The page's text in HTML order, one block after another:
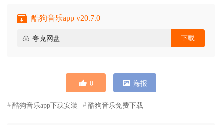
酷狗音乐app v20.7.0
夸克网盘 下载
0 海报
酷狗音乐app下载安装 酷狗音乐免费下载